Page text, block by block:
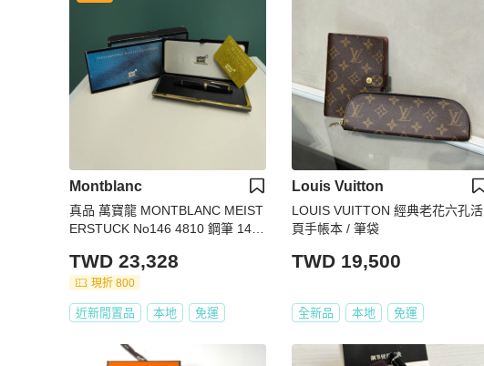
Montblanc
真品 萬寶龍 MONTBLANC MEIST
ERSTUCK No146 4810 鋼筆 14K
始包裝
TWD 23,328
現折 800
近新閒置品 本地 免運
Louis Vuitton
LOUIS VUITTON 經典老花六孔活
頁手帳本 / 筆袋
TWD 19,500
全新品 本地 免運